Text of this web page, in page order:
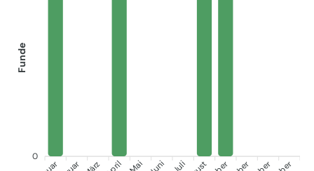
0
Funde
Mai Juli